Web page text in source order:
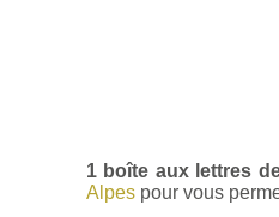
1 boîte aux lettres
Alpes pour vous